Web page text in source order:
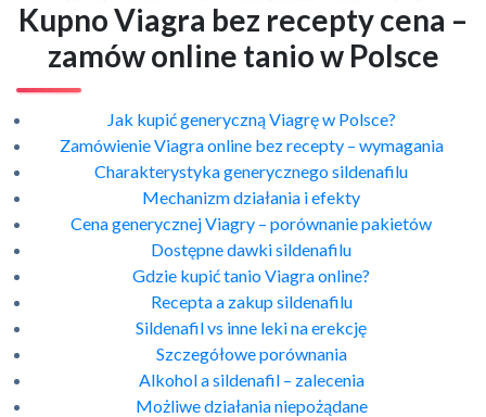
Kupno Viagra bez recepty cena –
zamów online tanio w Polsce
Jak kupić generyczną Viagrę w Polsce?
Zamówienie Viagra online bez recepty – wymagania
Charakterystyka generycznego sildenafilu
Mechanizm działania i efekty
Cena generycznej Viagry – porównanie pakietów
Dostępne dawki sildenafilu
Gdzie kupić tanio Viagra online?
Recepta a zakup sildenafilu
Sildenafil vs inne leki na erekcję
Szczegółowe porównania
Alkohol a sildenafil – zalecenia
Możliwe działania niepożądane